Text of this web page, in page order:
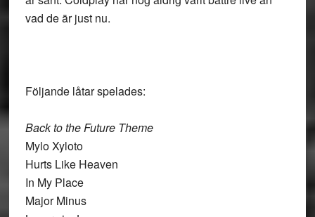
vad de är just nu.
Följande låtar spelades:
Back to the Future Theme
Mylo Xyloto
Hurts Like Heaven
In My Place
Major Minus